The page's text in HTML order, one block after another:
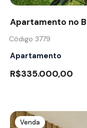
Apartamento no
Código 3779
Apartamento
R$335.000,00
Venda